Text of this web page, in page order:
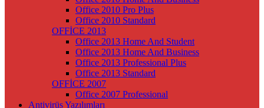
Office 2010 Pro Plus
Office 2010 Standard
OFFİCE 2013
Office 2013 Home And Student
Office 2013 Home And Business
Office 2013 Professional Plus
Office 2013 Standard
OFFİCE 2007
Office 2007 Professional
Antivirüs Yazılımları